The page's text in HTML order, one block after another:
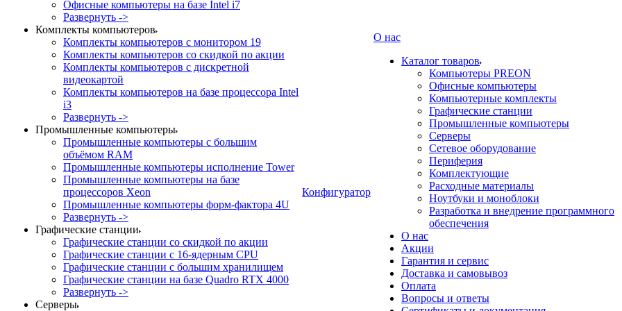
Офисные компьютеры на базе Intel i7
Развернуть ->
Комплекты компьютеров
Комплекты компьютеров с монитором 19
Комплекты компьютеров со скидкой по акции
Комплекты компьютеров с дискретной
видеокартой
Комплекты компьютеров на базе процессора Intel
i3
Развернуть ->
Промышленные компьютеры
Промышленные компьютеры с большим
объёмом RAM
Промышленные компьютеры исполнение Tower
Промышленные компьютеры на базе
процессоров Xeon
Промышленные компьютеры форм-фактора 4U
Развернуть ->
Графические станции
Графические станции со скидкой по акции
Графические станции с 16-ядерным CPU
Графические станции с большим хранилищем
Графические станции на базе Quadro RTX 4000
Развернуть ->
Серверы
Конфигуратор
О нас
Каталог товаров
Компьютеры PREON
Офисные компьютеры
Компьютерные комплекты
Графические станции
Промышленные компьютеры
Серверы
Сетевое оборудование
Периферия
Комплектующие
Расходные материалы
Ноутбуки и моноблоки
Разработка и внедрение программного
обеспечения
О нас
Акции
Гарантия и сервис
Доставка и самовывоз
Оплата
Вопросы и ответы